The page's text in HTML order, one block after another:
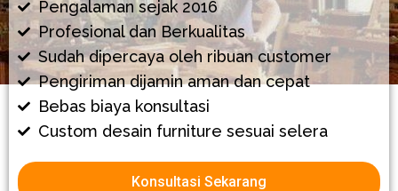
Pengalaman sejak 2016
Profesional dan Berkualitas
Sudah dipercaya oleh ribuan customer
Pengiriman dijamin aman dan cepat
Bebas biaya konsultasi
Custom desain furniture sesuai selera
Konsultasi Sekarang